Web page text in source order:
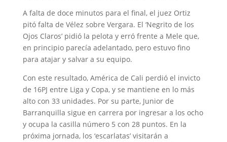
A falta de doce minutos para el final, el juez Ortiz
pitó falta de Vélez sobre Vergara. El ‘Negrito de los
Ojos Claros’ pidió la pelota y erró frente a Mele que,
en principio parecía adelantado, pero estuvo fino
para atajar y salvar a su equipo.
Con este resultado, América de Cali perdió el invicto
de 16PJ entre Liga y Copa, y se mantiene en lo más
alto con 33 unidades. Por su parte, Junior de
Barranquilla sigue en carrera por ingresar a los ocho
y ocupa la casilla número 5 con 28 puntos. En la
próxima jornada, los ‘escarlatas’ visitarán a